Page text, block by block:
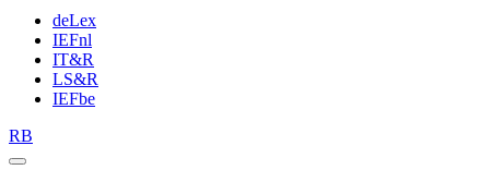
deLex
IEFnl
IT&R
LS&R
IEFbe
RB